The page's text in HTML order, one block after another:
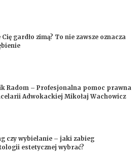
gardło zimą? To nie zawsze oznacza
Radom – Profesjonalna pomoc prawna
Adwokackiej Mikołaj Wachowicz
czy wybielanie – jaki zabieg
estetycznej wybrać?